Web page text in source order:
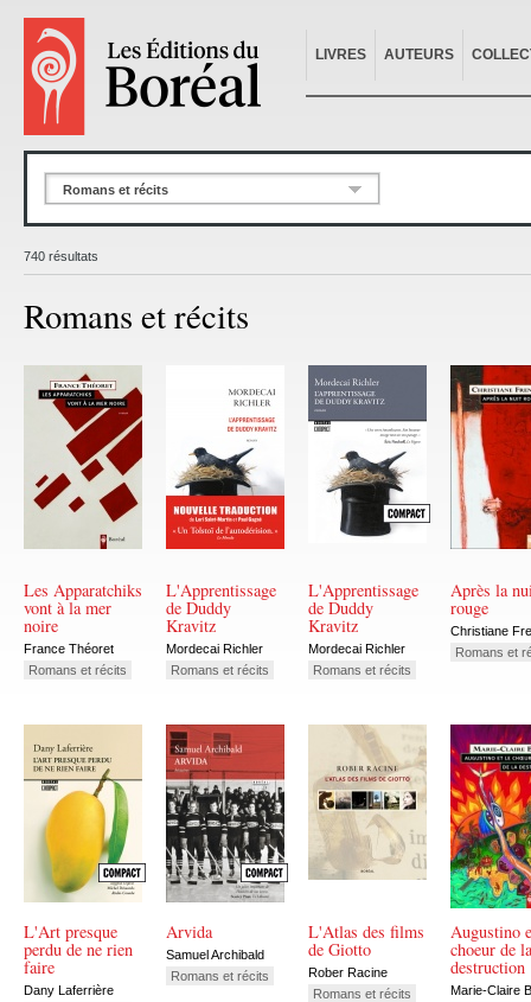
LIVRES AUTEURS
Romans et récits
740 résultats
Romans et récits
Les Apparatchiks
vont à la mer
noire
France Théoret
Romans et récits
L'Apprentissage
de Duddy
Kravitz
Mordecai Richler
Romans et récits
L'Apprentissage
de Duddy
Kravitz
Mordecai Richler
Romans et récits
Après la
rouge
Christiane
Romans et
L'Art presque
perdu de ne rien
faire
Dany Laferrière
Arvida
Samuel Archibald
Romans et récits
L'Atlas des films
de Giotto
Rober Racine
Romans et récits
Augustino
choeur de la
destruction
Marie-Claire